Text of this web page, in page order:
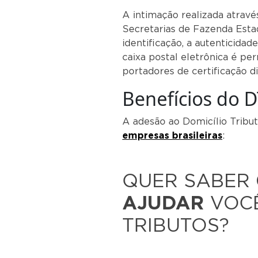
A intimação realizada
Secretarias de Fazenda
identificação, a
caixa postal eletrônica é
portadores de certificação
Benefícios do
A adesão ao Domicílio
empresas brasileiras:
QUER SABER
AJUDAR
TRIBUTOS?